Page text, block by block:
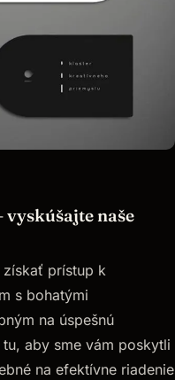
vyskúšajte naše
získať prístup k
s bohatými
na úspešnú
aby sme vám poskytli
na efektívne riadenie